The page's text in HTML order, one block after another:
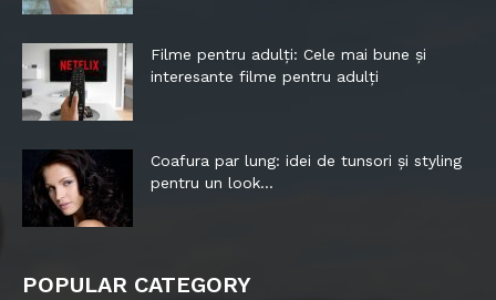
Filme pentru adulți: Cele mai bune și
interesante filme pentru adulți
Coafura par lung: idei de tunsori și styling
pentru un look...
POPULAR CATEGORY